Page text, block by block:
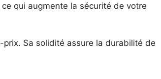
qui augmente la sécurité de votre
Sa solidité assure la durabilité de